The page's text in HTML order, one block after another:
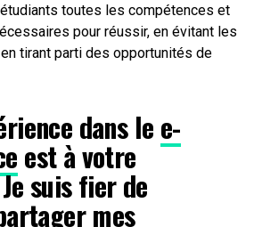
toutes les compétences et
pour réussir, en évitant les
tirant parti des opportunités de
dans lee-
est à votre
suis fier de
mes